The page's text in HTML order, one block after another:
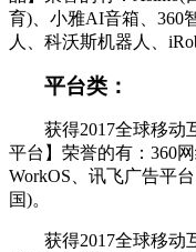
育)、小雅AI音箱、360
人、科沃斯机器人、
平台类：
获得2017全球移动互
平台】荣誉的有：360
WorkOS、讯飞广告平
国)。
获得2017全球移动